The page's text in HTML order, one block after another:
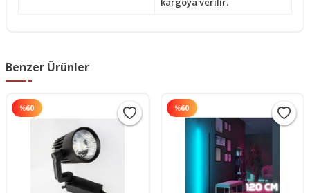
Benzer Ürünler
%60 %60